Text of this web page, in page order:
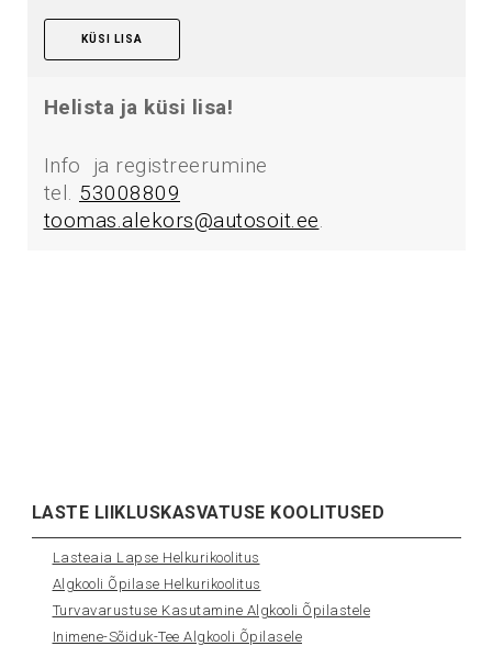
KÜSI LISA
Helista ja küsi lisa!
Info ja registreerumine
tel. 53008809
toomas.alekors@autosoit.ee.
LASTE LIIKLUSKASVATUSE KOOLITUSED
Lasteaia Lapse Helkurikoolitus
Algkooli Õpilase Helkurikoolitus
Turvavarustuse Kasutamine Algkooli Õpilastele
Inimene-Sõiduk-Tee Algkooli Õpilasele